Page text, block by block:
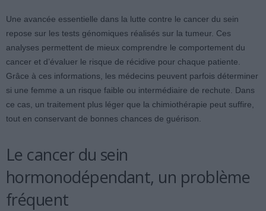
Une avancée essentielle dans la lutte contre le cancer du sein
repose sur les tests génomiques réalisés sur la tumeur. Ces
analyses permettent de mieux comprendre le comportement du
cancer et d’évaluer le risque de récidive pour chaque patiente.
Grâce à ces informations, les médecins peuvent parfois déterminer
si une femme a un risque faible ou intermédiaire de rechute. Dans
ce cas, un traitement plus léger que la chimiothérapie peut suffire,
tout en conservant de bonnes chances de guérison.
Le cancer du sein
hormonodépendant, un problème
fréquent